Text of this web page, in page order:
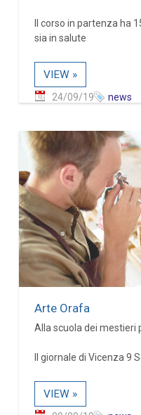
Il corso in partenza ha
sia in salute
VIEW »
24/09/19 news
Arte Orafa
Alla scuola dei mestieri
Il giornale di Vicenza 9
VIEW »